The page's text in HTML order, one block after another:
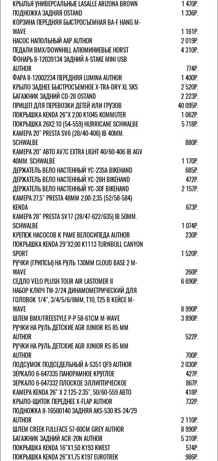
КРЫЛЬЯ УНИВЕРСАЛЬНЫЕ LASALLE ARIZONA BROWN
1 470Р.
ПОДНОЖКА ЗАДНЯЯ OSTAND
1 336Р.
КОРЗИНА ПЕРЕДНЯЯ БЫСТРОСЪЕМНАЯ BA-F HANG M-
WAVE
1 161Р.
НАСОС НАПОЛЬНЫЙ AAP AUTHOR
2 019Р.
ПЕДАЛИ BMX/DOWNHILL АЛЮМИНИЕВЫЕ HORST
4 310Р.
ФОНАРЬ 8-12039134 ЗАДНИЙ A-STAKE MINI USB
AUTHOR
774Р.
ФАРА 8-12002234 ПЕРЕДНЯЯ LUMINA AUTHOR
1 400Р.
КРЫЛО ЗАДНЕЕ БЫСТРОСЪЕМНОЕ X-TRA-DRY XL SKS
2 520Р.
БАГАЖНИК ЗАДНИЙ CD-28 OSTAND
2 223Р.
ПРИЦЕП ДЛЯ ПЕРЕВОЗКИ ДЕТЕЙ ИЛИ ГРУЗОВ
40 095Р.
ПОКРЫШКА KENDA 26"Х 2,00 K1045 KOMMUTER
1 062Р.
ПОКРЫШКА 26X2.10 (54-559) HURRICANE SCHWALBE
5 718Р.
КАМЕРА 20" PRESTA SV6 (28/40-406) IB 40MM.
SCHWALBE
880Р.
КАМЕРА 20" АВТО AV7C EXTRA LIGHT 40/60-406 IB AGV
40MM. SCHWALBE
1 170Р.
ДЕРЖАТЕЛЬ ВЕЛО НАСТЕННЫЙ YC-23SA BIKEHAND
685Р.
ДЕРЖАТЕЛЬ ВЕЛО НАСТЕННЫЙ YC-28H BIKEHAND
472Р.
ДЕРЖАТЕЛЬ ВЕЛО НАСТЕННЫЙ YC-30F BIKEHAND
2 157Р.
КАМЕРА 27,5" PRESTA 48ММ 2,00-2,35 (52/58-584)
KENDA
673Р.
КАМЕРА 28" PRESTA SV17 (28/47-622/635) IB 50MM.
SCHWALBE
1 074Р.
КРЕПЕЖ НАСОСОВ К РАМЕ ВЕЛОСИПЕДА AUTHOR
230Р.
ПОКРЫШКА KENDA 29"Х2,00 K1113 TURNBULL CANYON
SPORT
1 520Р.
РУЧКИ (ГРИПСЫ) НА РУЛЬ 130ММ CLOUD BASE 2 M-
WAVE
260Р.
СЕДЛО VELO PLUSH TOUR AIR LASTOMER II
6 690Р.
НАБОР КЛЮЧ TW-2/24 ДИНАМОМЕТРИЧЕСКИЙ ДЛЯ
ГОЛОВОК 1/4", 3/4/5/6/8ММ, T10, T25 В КЕЙСЕ M-
WAVE
8 990Р.
ШЛЕМ ВМХ/FREESTYLE Р-Р 58-61СМ M-WAVE
3 890Р.
РУЧКИ НА РУЛЬ ДЕТСКИЕ AGR JUNIOR R5 85 ММ
AUTHOR
522Р.
РУЧКИ НА РУЛЬ ДЕТСКИЕ AGR JUNIOR R5 85 ММ
AUTHOR
700Р.
ПОДСУМОК ПОДСЕДЕЛЬНЫЙ A-S351 QF9 AUTHOR
2 030Р.
ЗЕРКАЛО 6-647335 ПАНОРАМНОЕ КРУГЛОЕ
427Р.
ЗЕРКАЛО 6-647332 ПЛОСКОЕ ЭЛЛИПТИЧЕСКОЕ
867Р.
КАМЕРА KENDA 26" Х 2.125-2.35", 50/60-559 АВТО
418Р.
КРЫЛО-ЩИТОК ПЕРЕДНЕЕ X-FLAP AUTHOR
732Р.
ПОДНОЖКА 8-16500140 ЗАДНЯЯ AKS-530 RS-24/29
AUTHOR
2 110Р.
ШЛЕМ CREEK FULLFACE 57-60СМ GREY AUTHOR
8 990Р.
БАГАЖНИК ЗАДНИЙ ACR-20N AUTHOR
5 310Р.
ПОКРЫШКА KENDA 16"Х1,50 K193 KWEST
574Р.
ПОКРЫШКА KENDA 26"Х1,75 K197 EUROTREK
986Р.